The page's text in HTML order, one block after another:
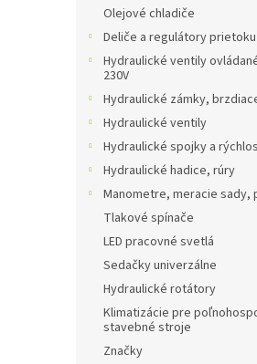
Olejové chladiče
Deliče a regulátory prietoku
Hydraulické ventily
230V
Hydraulické zámky,
Hydraulické ventily
Hydraulické spojky a
Hydraulické hadice, rúry
Manometre, meracie
Tlakové spínače
LED pracovné svetlá
Sedačky univerzálne
Hydraulické rotátory
Klimatizácie pre
stavebné stroje
Značky